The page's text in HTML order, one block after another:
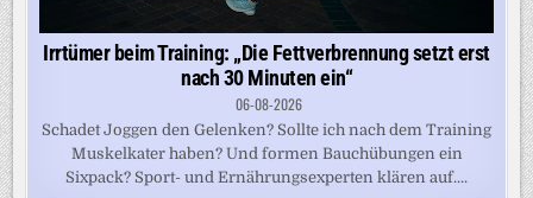
Irrtümer beim Training: „Die Fettverbrennung setzt erst
nach 30 Minuten ein“
06-08-2026
Schadet Joggen den Gelenken? Sollte ich nach dem Training
Muskelkater haben? Und formen Bauchübungen ein
Sixpack? Sport- und Ernährungsexperten klären auf....